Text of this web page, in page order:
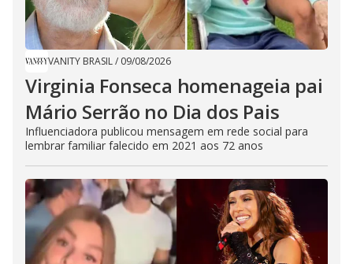
VANITY BRASIL/ 09/08/2026
Virginia Fonseca homenageia pai
Mário Serrão no Dia dos Pais
Influenciadora publicou mensagem em rede social para
lembrar familiar falecido em 2021 aos 72 anos